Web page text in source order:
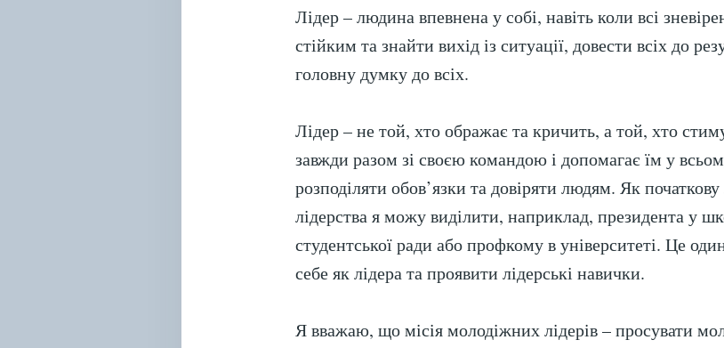
Лідер – людина впевнена у собі, навіть коли всі
стійким та знайти вихід із ситуації, довести всіх до
головну думку до всіх.
Лідер – не той, хто ображає та кричить, а той, хто
завжди разом зі своєю командою і допомагає їм у
розподіляти обов’язки та довіряти людям. Як
лідерства я можу виділити, наприклад, президента у
студентської ради або профкому в університеті. Це
себе як лідера та проявити лідерські навички.
Я вважаю, що місія молодіжних лідерів – просувати